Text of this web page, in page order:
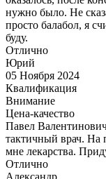
нужно было. Не
просто балабол, я
буду.
Отлично
Юрий
05 Ноября 2024
Квалификация
Внимание
Цена-качество
Павел
тактичный врач. На
мне лекарства.
Отлично